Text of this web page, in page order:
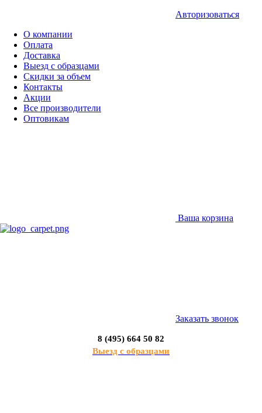
Авторизоваться
О компании
Оплата
Доставка
Выезд с образцами
Скидки за объем
Контакты
Акции
Все производители
Оптовикам
Ваша корзина
Заказать звонок
8 (495) 664 50 82
Выезд с образцами